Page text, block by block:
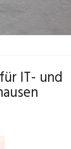
IT- und